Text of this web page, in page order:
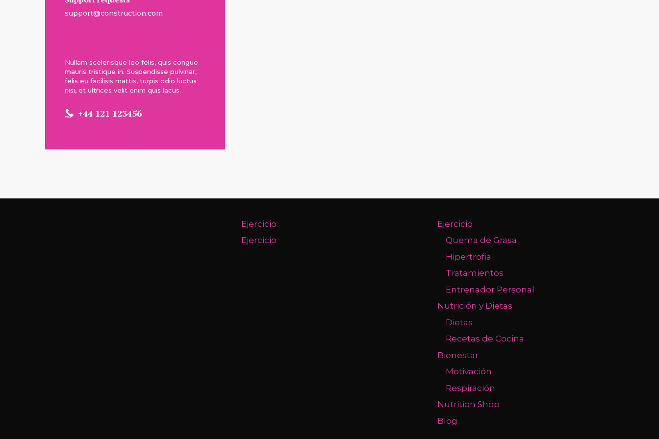
support@construction.com
Nullam scelerisque leo felis, quis congue
mauris tristique in. Suspendisse pulvinar,
felis eu facilisis mattis, turpis odio luctus
nisi, et ultrices velit enim quis lacus.
+44 121 123456
Ejercicio
Ejercicio
Ejercicio
Quema de Grasa
Hipertrofia
Tratamientos
Entrenador Personal
Nutrición y Dietas
Dietas
Recetas de Cocina
Bienestar
Motivación
Respiración
Nutrition Shop
Blog